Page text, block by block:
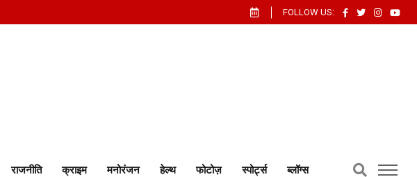
FOLLOW US:
राजनीति क्राइम मनोरंजन हेल्थ फोटोज़ स्पोर्ट्स ब्लॉग्स